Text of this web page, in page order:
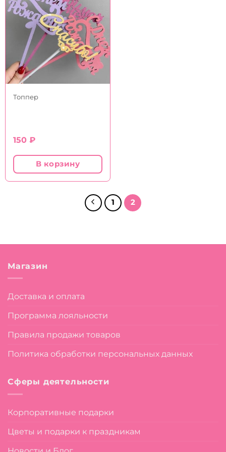
Топпер
150 ₽
В корзину
1 2
Магазин
Доставка и оплата
Программа лояльности
Правила продажи товаров
Политика обработки персональных данных
Сферы деятельности
Корпоративные подарки
Цветы и подарки к праздникам